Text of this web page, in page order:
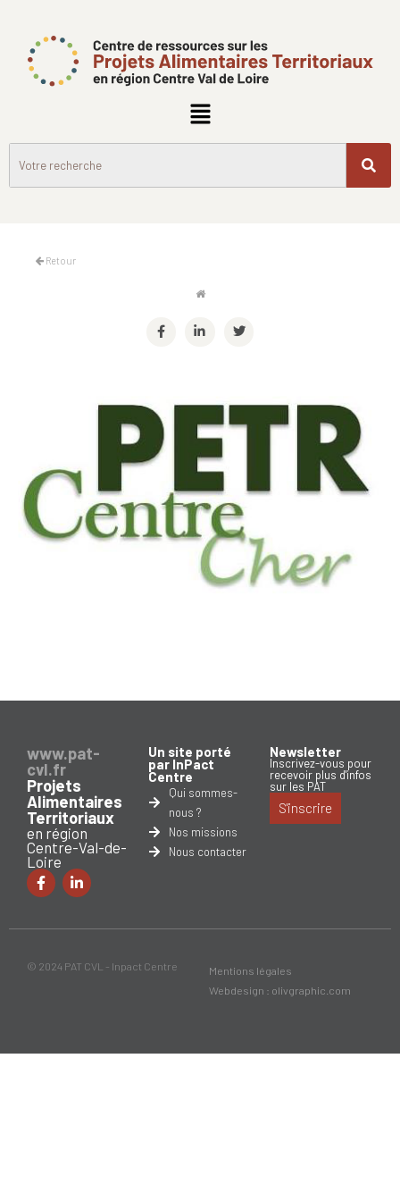
Retour
www.pat-
cvl.fr
Projets
Alimentaires
Territoriaux
en région
Centre-Val-de-
Loire
Un site porté
par InPact
Centre
Qui sommes-
nous ?
Nos missions
Nous contacter
Newsletter
Inscrivez-vous pour
recevoir plus d'infos
sur les PAT
S'inscrire
© 2024 PAT CVL - Inpact Centre
Mentions légales
Webdesign : olivgraphic.com